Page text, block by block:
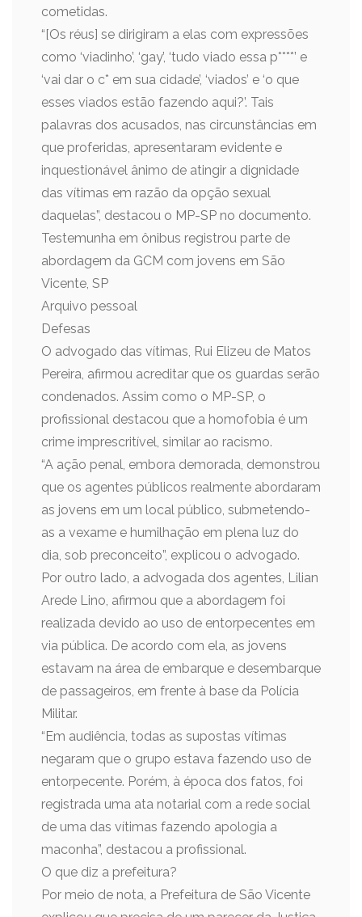
cometidas.
“[Os réus] se dirigiram a elas com expressões
como ‘viadinho’, ‘gay’, ‘tudo viado essa p****’ e
‘vai dar o c* em sua cidade’, ‘viados’ e ‘o que
esses viados estão fazendo aqui?’. Tais
palavras dos acusados, nas circunstâncias em
que proferidas, apresentaram evidente e
inquestionável ânimo de atingir a dignidade
das vítimas em razão da opção sexual
daquelas”, destacou o MP-SP no documento.
Testemunha em ônibus registrou parte de
abordagem da GCM com jovens em São
Vicente, SP
Arquivo pessoal
Defesas
O advogado das vítimas, Rui Elizeu de Matos
Pereira, afirmou acreditar que os guardas serão
condenados. Assim como o MP-SP, o
profissional destacou que a homofobia é um
crime imprescritível, similar ao racismo.
“A ação penal, embora demorada, demonstrou
que os agentes públicos realmente abordaram
as jovens em um local público, submetendo-
as a vexame e humilhação em plena luz do
dia, sob preconceito”, explicou o advogado.
Por outro lado, a advogada dos agentes, Lilian
Arede Lino, afirmou que a abordagem foi
realizada devido ao uso de entorpecentes em
via pública. De acordo com ela, as jovens
estavam na área de embarque e desembarque
de passageiros, em frente à base da Polícia
Militar.
“Em audiência, todas as supostas vítimas
negaram que o grupo estava fazendo uso de
entorpecente. Porém, à época dos fatos, foi
registrada uma ata notarial com a rede social
de uma das vítimas fazendo apologia a
maconha”, destacou a profissional.
O que diz a prefeitura?
Por meio de nota, a Prefeitura de São Vicente